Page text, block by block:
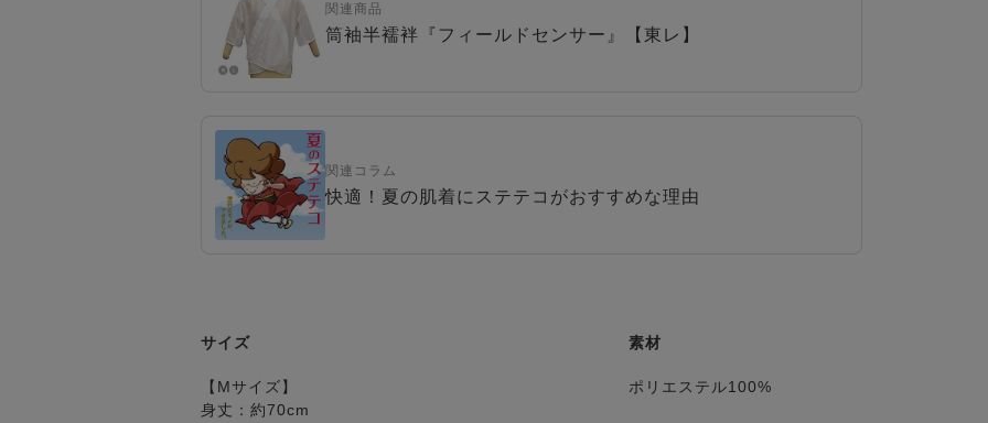
関連商品
筒袖半襦袢『フィールドセンサー』【東レ】
関連コラム
快適！夏の肌着にステテコがおすすめな理由
サイズ
【Mサイズ】
身丈：約70cm
素材
ポリエステル100%